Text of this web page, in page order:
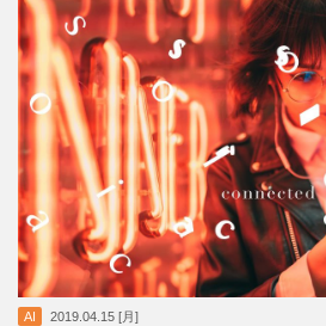
AI 2019.04.15 [月]